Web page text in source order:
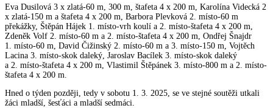
Eva Dusilová 3 x zlatá-60 m, 300 m, štafeta 4 x 200 m, Karolína Videcká 2
x zlatá-150 m a štafeta 4 x 200 m, Barbora Plevková 2. místo-60 m
překážky, Štěpán Hájek 1. místo-vrh koulí a 2. místo-štafeta 4 x 200 m,
Zdeněk Volf 2. místo-60 m a 2. místo-štafeta 4 x 200 m, Ondřej Šnajdr
1. místo-60 m, David Čižinský 2. místo-60 m a 3. místo-150 m, Vojtěch
Lacina 3. místo-skok daleký, Jaroslav Bacílek 3. místo-skok daleký
a 2. místo-štafeta 4 x 200 m, Vlastimil Štěpánek 3. místo-800 m a 2. místo-
štafeta 4 x 200 m.
Hned o týden později, tedy v sobotu 1. 3. 2025, se ve stejné soutěži utkali
žáci mladší, šesťáci a mladší sedmáci.